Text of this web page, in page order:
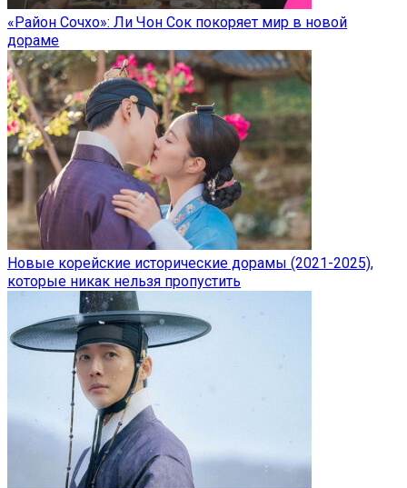
«Район Сочхо»: Ли Чон Сок покоряет мир в новой
дораме
Новые корейские исторические дорамы (2021-2025),
которые никак нельзя пропустить